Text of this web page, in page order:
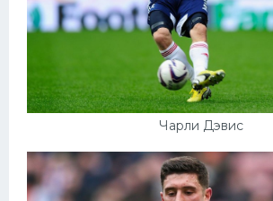
Чарли Дэвис